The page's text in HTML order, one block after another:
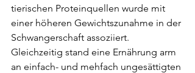
tierischen Proteinquellen wurde mit
einer höheren Gewichtszunahme in der
Schwangerschaft assoziiert.
Gleichzeitig stand eine Ernährung arm
an einfach- und mehfach ungesättigten